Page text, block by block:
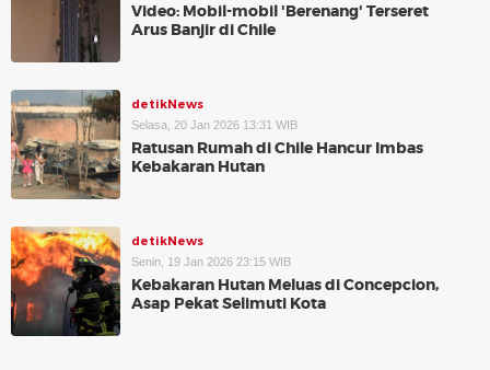
Video: Mobil-mobil 'Berenang' Terseret
Arus Banjir di Chile
detikNews
Selasa, 20 Jan 2026 13:31 WIB
Ratusan Rumah di Chile Hancur Imbas
Kebakaran Hutan
detikNews
Senin, 19 Jan 2026 23:15 WIB
Kebakaran Hutan Meluas di Concepcion,
Asap Pekat Selimuti Kota